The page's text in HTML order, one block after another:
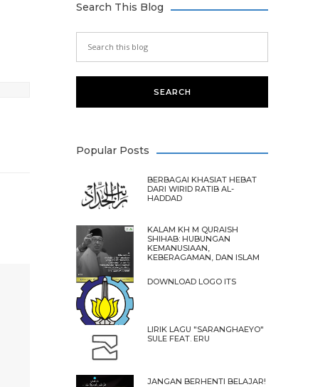
Search This Blog
Popular Posts
BERBAGAI KHASIAT HEBAT
DARI WIRID RATIB AL-
HADDAD
KALAM KH M QURAISH
SHIHAB: HUBUNGAN
KEMANUSIAAN,
KEBERAGAMAN, DAN ISLAM
DOWNLOAD LOGO ITS
LIRIK LAGU "SARANGHAEYO"
SULE FEAT. ERU
JANGAN BERHENTI BELAJAR!